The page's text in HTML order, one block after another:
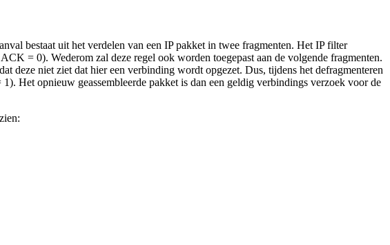
bestaat uit het verdelen van een IP pakket in twee fragmenten. Het IP filter
= 0). Wederom zal deze regel ook worden toegepast aan de volgende fragmenten.
deze niet ziet dat hier een verbinding wordt opgezet. Dus, tijdens het defragmenteren
Het opnieuw geassembleerde pakket is dan een geldig verbindings verzoek voor de